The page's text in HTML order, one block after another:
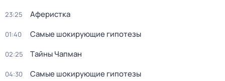
23:25 Аферистка
01:40 Самые шoкиpующие гипотезы
02:25 Тaйны Чапман
04:30 Самые шoкиpующие гипотезы